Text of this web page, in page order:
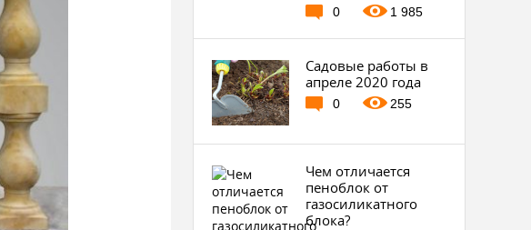
0 1 985
Садовые работы в
апреле 2020 года
0 255
Чем отличается
пеноблок от
газосиликатного
блока?